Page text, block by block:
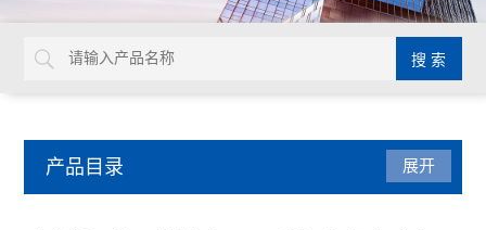
产品目录 展开